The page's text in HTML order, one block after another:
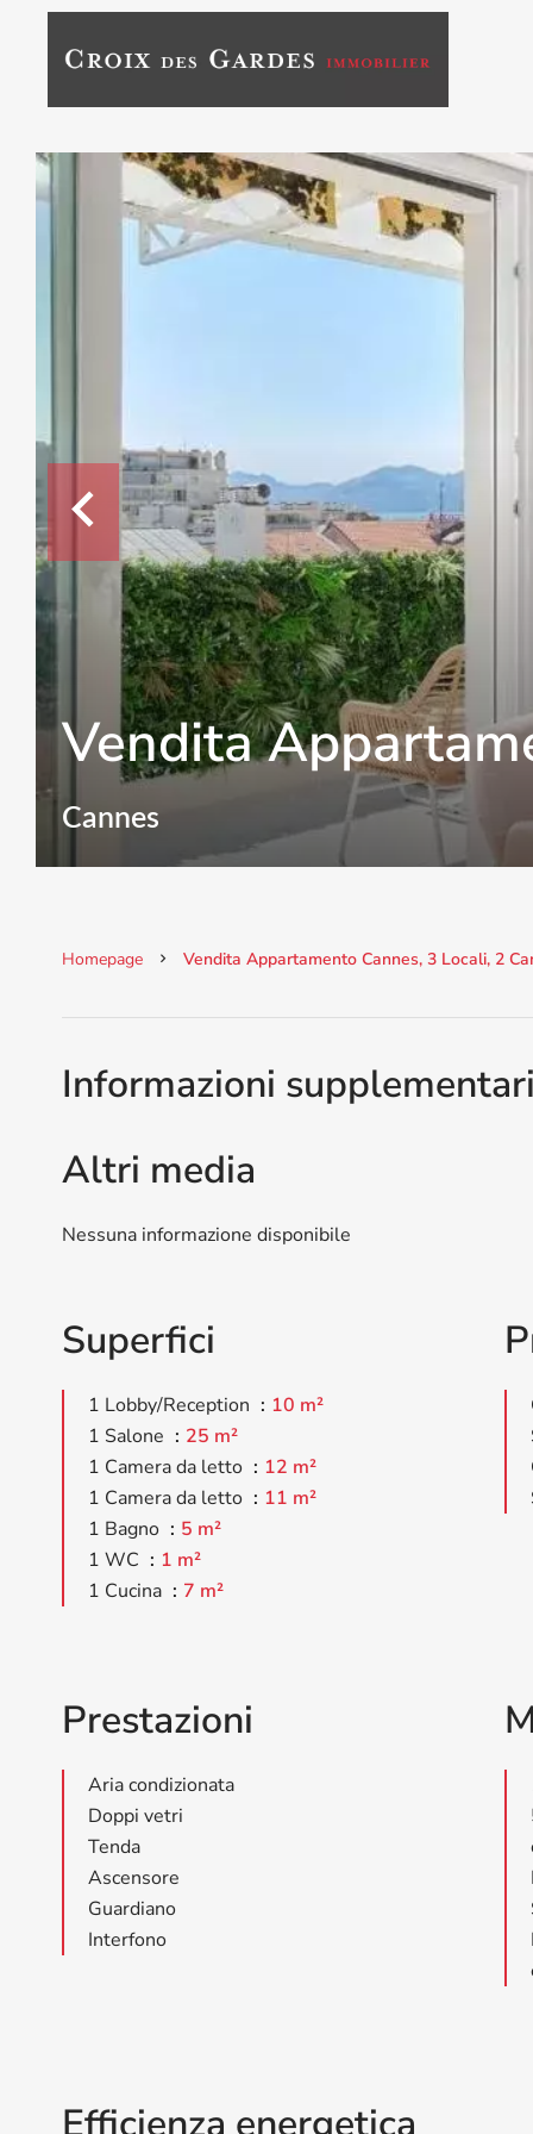
Vendita
Cannes
Homepage Vendita Appartamento Cannes, 3 Locali, 2
Informazioni
Altri media
Nessuna informazione disponibile
Superfici
1 Lobby/Reception
10 m²
1 Salone
25 m²
1 Camera da letto
12 m²
1 Camera da letto
11 m²
1 Bagno
5 m²
1 WC
1 m²
1 Cucina
7 m²
Prestazioni
Aria condizionata
Doppi vetri
Tenda
Ascensore
Guardiano
Interfono